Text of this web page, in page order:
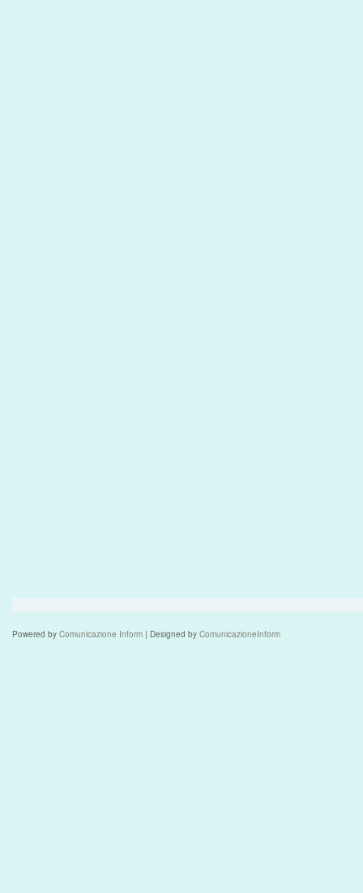
Powered by Comunicazione Inform | Designed by ComunicazioneInform